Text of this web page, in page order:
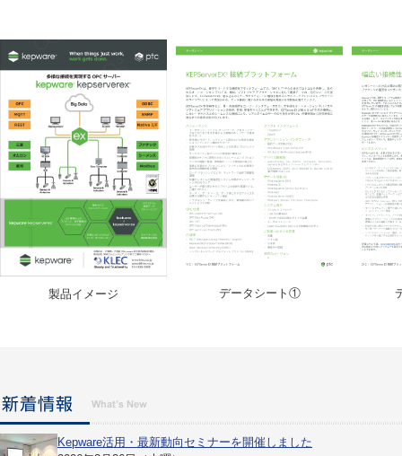
製品イメージ データシート①
Kepware活用・最新動向セミナーを開催しました